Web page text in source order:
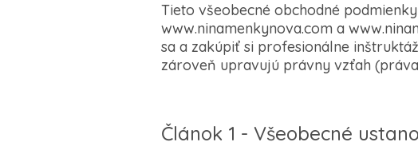
Tieto všeobecné obchodné
www.ninamenkynova.com a
sa a zakúpiť si profesionálne
zároveň upravujú právny vzťah
Článok 1 - Všeobecné